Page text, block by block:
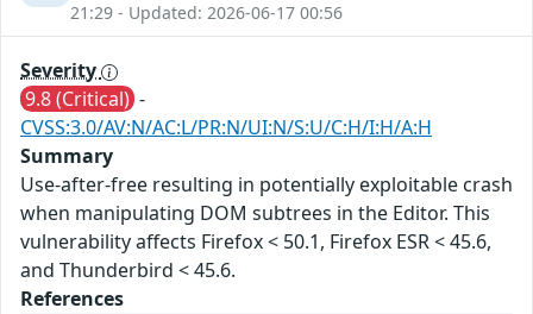
21:29 - Updated: 2026-06-17 00:56
Severity
9.8 (Critical) -
CVSS:3.0/AV:N/AC:L/PR:N/UI:N/S:U/C:H/I:H/A:H
Summary
Use-after-free resulting in potentially exploitable crash
when manipulating DOM subtrees in the Editor. This
vulnerability affects Firefox < 50.1, Firefox ESR < 45.6,
and Thunderbird < 45.6.
References